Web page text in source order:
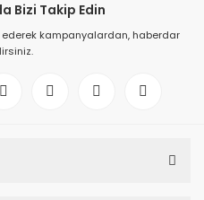
Bizi Takip Edin
ederek kampanyalardan, haberdar